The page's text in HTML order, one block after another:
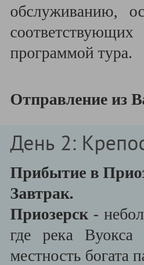
обслуживанию,
программой тура.
Отправление из
День 2:
Прибытие в
Завтрак.
Приозерск -
где река Вуокса
местность богата